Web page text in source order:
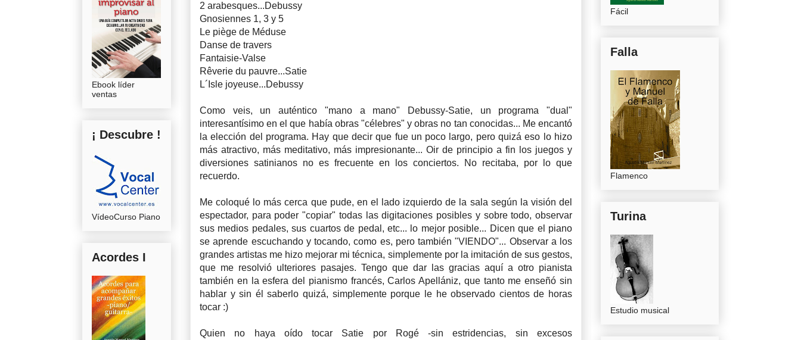
2 arabesques...Debussy
Gnosiennes 1, 3 y 5
Le piège de Méduse
Danse de travers
Fantaisie-Valse
Rêverie du pauvre...Satie
L´Isle joyeuse...Debussy
Como veis, un auténtico "mano a mano" Debussy-Satie, un programa "dual"
interesantísimo en el que había obras "célebres" y obras no tan conocidas... Me encantó
la elección del programa. Hay que decir que fue un poco largo, pero quizá eso lo hizo
más atractivo, más meditativo, más impresionante... Oir de principio a fin los juegos y
diversiones satinianos no es frecuente en los conciertos. No recitaba, por lo que
recuerdo.
Me coloqué lo más cerca que pude, en el lado izquierdo de la sala según la visión del
espectador, para poder "copiar" todas las digitaciones posibles y sobre todo, observar
sus medios pedales, sus cuartos de pedal, etc... lo mejor posible... Dicen que el piano
se aprende escuchando y tocando, como es, pero también "VIENDO"... Observar a los
grandes artistas me hizo mejorar mi técnica, simplemente por la imitación de sus gestos,
que me resolvió ulteriores pasajes. Tengo que dar las gracias aquí a otro pianista
también en la esfera del pianismo francés, Carlos Apellániz, que tanto me enseñó sin
hablar y sin él saberlo quizá, simplemente porque le he observado cientos de horas
tocar :)
Quien no haya oído tocar Satie por Rogé -sin estridencias, sin excesos
Ebook líder
ventas
¡ Descubre !
VídeoCurso Piano
Acordes I
Fácil
Falla
Flamenco
Turina
Estudio musical